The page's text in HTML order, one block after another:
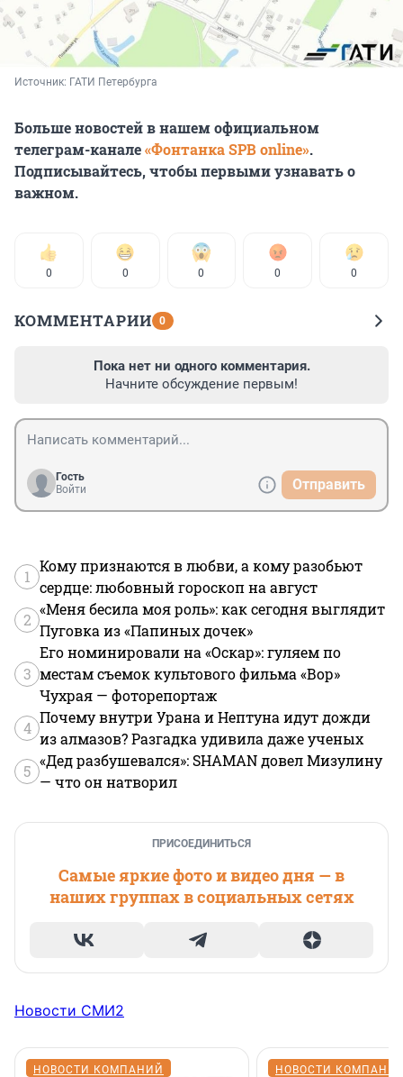
Источник: ГАТИ Петербурга
Больше новостей в нашем официальном
телеграм-канале«Фонтанка SPB online».
Подписывайтесь, чтобы первыми узнавать о
важном.
0 0 0 0 0
КОММЕНТАРИИ 0
Пока нет ни одного комментария.
Начните обсуждение первым!
Гость
Войти
Отправить
1
Кому признаются в любви, а кому разобьют
сердце: любовный гороскоп на август
2
«Меня бесила моя роль»: как сегодня выглядит
Пуговка из «Папиных дочек»
3
Его номинировали на «Оскар»: гуляем по
местам съемок культового фильма «Вор»
Чухрая — фоторепортаж
4
Почему внутри Урана и Нептуна идут дожди
из алмазов? Разгадка удивила даже ученых
5
«Дед разбушевался»: SHAMAN довел Мизулину
— что он натворил
ПРИСОЕДИНИТЬСЯ
Самые яркие фото и видео дня — в
наших группах в социальных сетях
Новости СМИ2
НОВОСТИ КОМПАНИЙ НОВОСТИ